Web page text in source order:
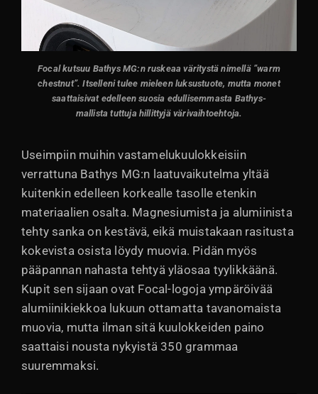
Focal kutsuu Bathys MG:n ruskeaa väritystä nimellä ”warm
chestnut”. Itselleni tulee mieleen luksustuote, mutta monet
saattaisivat edelleen suosia edullisemmasta Bathys-
mallista tuttuja hillittyjä värivaihtoehtoja.
Useimpiin muihin vastamelukuulokkeisiin
verrattuna Bathys MG:n laatuvaikutelma yltää
kuitenkin edelleen korkealle tasolle etenkin
materiaalien osalta. Magnesiumista ja alumiinista
tehty sanka on kestävä, eikä muistakaan rasitusta
kokevista osista löydy muovia. Pidän myös
pääpannan nahasta tehtyä yläosaa tyylikkäänä.
Kupit sen sijaan ovat Focal-logoja ympäröivää
alumiinikiekkoa lukuun ottamatta tavanomaista
muovia, mutta ilman sitä kuulokkeiden paino
saattaisi nousta nykyistä 350 grammaa
suuremmaksi.